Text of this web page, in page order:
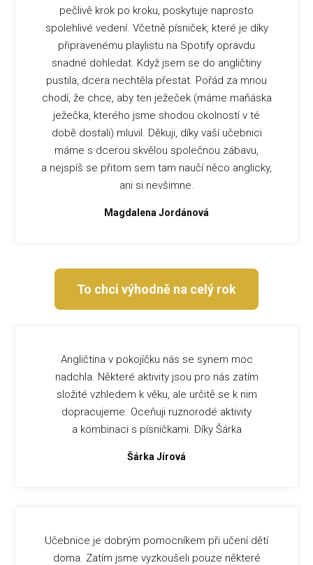
pečlivě krok po kroku, poskytuje naprosto
spolehlivé vedení. Včetně písniček, které je díky
připravenému playlistu na Spotify opravdu
snadné dohledat. Když jsem se do angličtiny
pustila, dcera nechtěla přestat. Pořád za mnou
chodí, že chce, aby ten ježeček (máme maňáska
ježečka, kterého jsme shodou okolností v té
době dostali) mluvil. Děkuji, díky vaší učebnici
máme s dcerou skvělou společnou zábavu,
a nejspíš se přitom sem tam naučí něco anglicky,
ani si nevšimne.
Magdalena Jordánová
To chci výhodně na celý rok
Angličtina v pokojíčku nás se synem moc
nadchla. Některé aktivity jsou pro nás zatím
složité vzhledem k věku, ale určitě se k nim
dopracujeme. Oceňuji ruznorodé aktivity
a kombinaci s písničkami. Díky Šárka
Šárka Jírová
Učebnice je dobrým pomocníkem při učení dětí
doma. Zatím jsme vyzkoušeli pouze některé